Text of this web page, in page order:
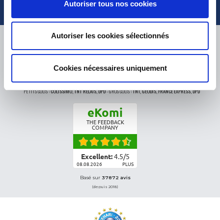
Autoriser tous nos cookies
Autoriser les cookies sélectionnés
Cookies nécessaires uniquement
LIVRAISON
PETITS COLIS :COLISSIMO, TNT RELAIS, DPD-GROS COLIS :TNT, GÉODIS, FRANCE EXPRESS, DPD
eKomi
THE FEEDBACK
COMPANY
Excellent:4.5/5
08.08.2026 PLUS
Basé sur 37872 avis
(depuis 2018)